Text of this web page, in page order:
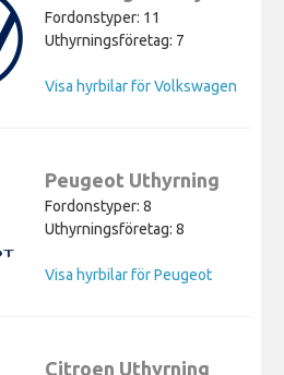
Fordonstyper: 11
Uthyrningsföretag: 7
Visa hyrbilar för Volkswagen
Peugeot Uthyrning
Fordonstyper: 8
Uthyrningsföretag: 8
Visa hyrbilar för Peugeot
Citroen Uthyrning